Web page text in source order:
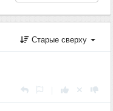
Старые сверху